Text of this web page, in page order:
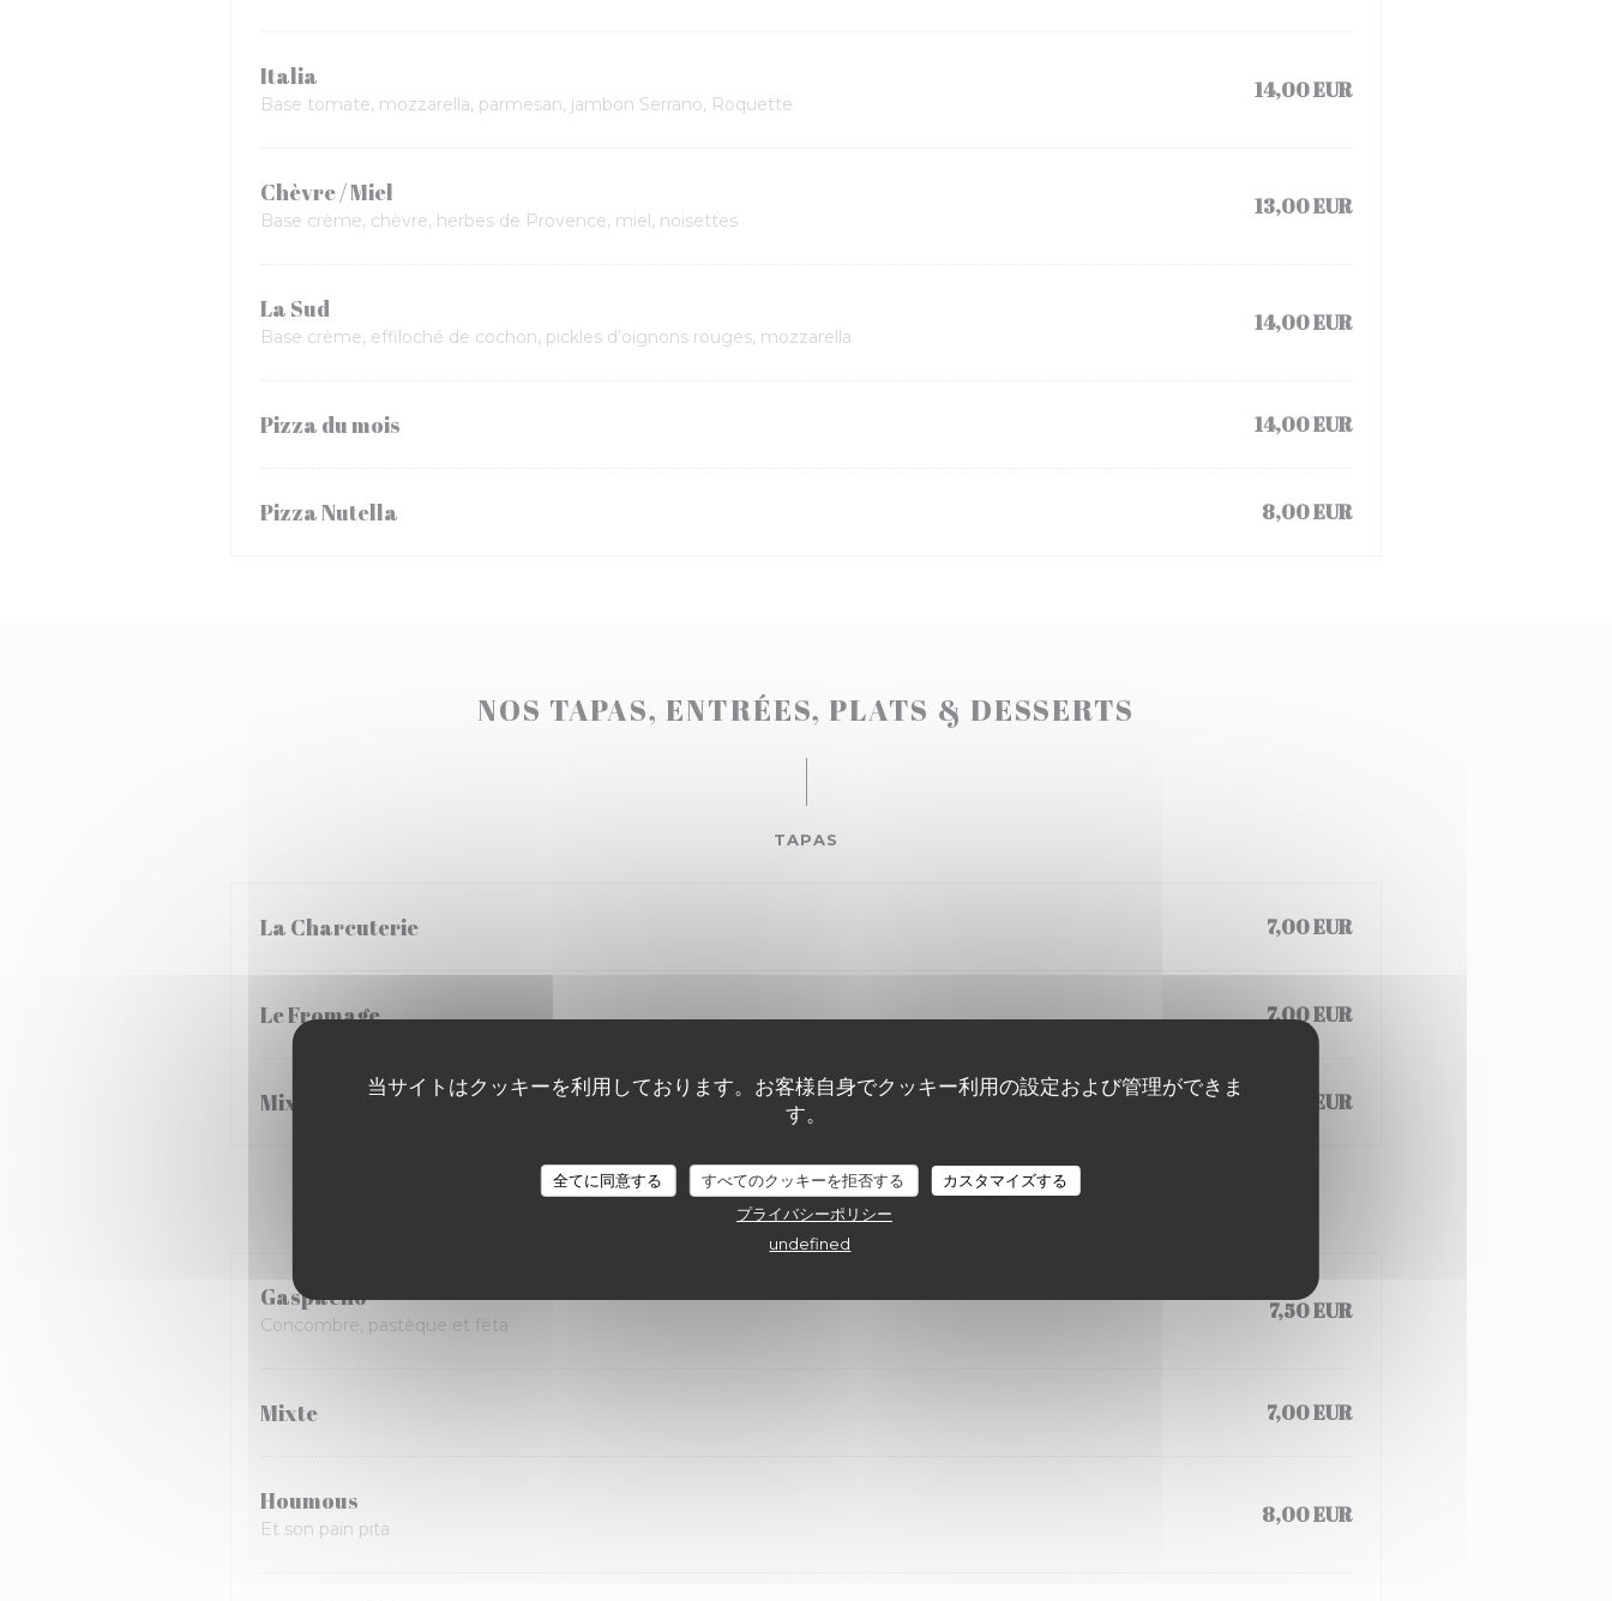
当サイトはクッキーを利用しております。お客様自身でクッキー利用の設定および管理ができま
す。
全てに同意する すべてのクッキーを拒否する
カスタマイズする
プライバシーポリシー
undefined
Italia
Base tomate, mozzarella, parmesan, jambon Serrano, Roquette
14,00 EUR
Chèvre / Miel
Base crème, chèvre, herbes de Provence, miel, noisettes
13,00 EUR
La Sud
Base crème, effiloché de cochon, pickles d’oignons rouges, mozzarella
14,00 EUR
Pizza du mois 14,00 EUR
Pizza Nutella 8,00 EUR
NOS TAPAS, ENTRÉES, PLATS & DESSERTS
TAPAS
La Charcuterie 7,00 EUR
Le Fromage 7,00 EUR
Mixte 7,00 EUR
ENTRÉES
Gaspacho
Concombre, pastèque et fêta
7,50 EUR
Mixte 7,00 EUR
Houmous
Et son pain pita
8,00 EUR
LA GUINGUETTE SUD